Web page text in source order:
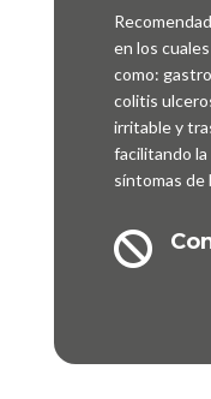
en los
como:
colitis
irritable y
facilitando
síntomas de
